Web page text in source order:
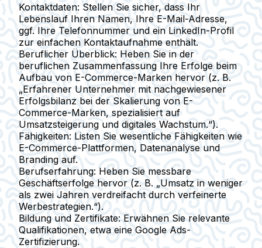
Kontaktdaten: Stellen Sie sicher, dass Ihr
Lebenslauf Ihren Namen, Ihre E-Mail-Adresse,
ggf. Ihre Telefonnummer und ein LinkedIn-Profil
zur einfachen Kontaktaufnahme enthält.
Beruflicher Überblick: Heben Sie in der
beruflichen Zusammenfassung Ihre Erfolge beim
Aufbau von E-Commerce-Marken hervor (z. B.
„Erfahrener Unternehmer mit nachgewiesener
Erfolgsbilanz bei der Skalierung von E-
Commerce-Marken, spezialisiert auf
Umsatzsteigerung und digitales Wachstum.“).
Fähigkeiten: Listen Sie wesentliche Fähigkeiten wie
E-Commerce-Plattformen, Datenanalyse und
Branding auf.
Berufserfahrung: Heben Sie messbare
Geschäftserfolge hervor (z. B. „Umsatz in weniger
als zwei Jahren verdreifacht durch verfeinerte
Werbestrategien.“).
Bildung und Zertifikate: Erwähnen Sie relevante
Qualifikationen, etwa eine Google Ads-
Zertifizierung.